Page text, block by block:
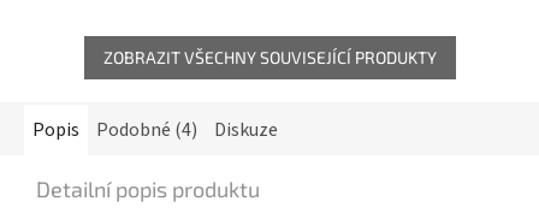
ZOBRAZIT VŠECHNY SOUVISEJÍCÍ PRODUKTY
Popis Podobné (4) Diskuze
Detailní popis produktu